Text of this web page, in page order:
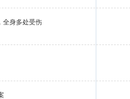
全身多处受伤